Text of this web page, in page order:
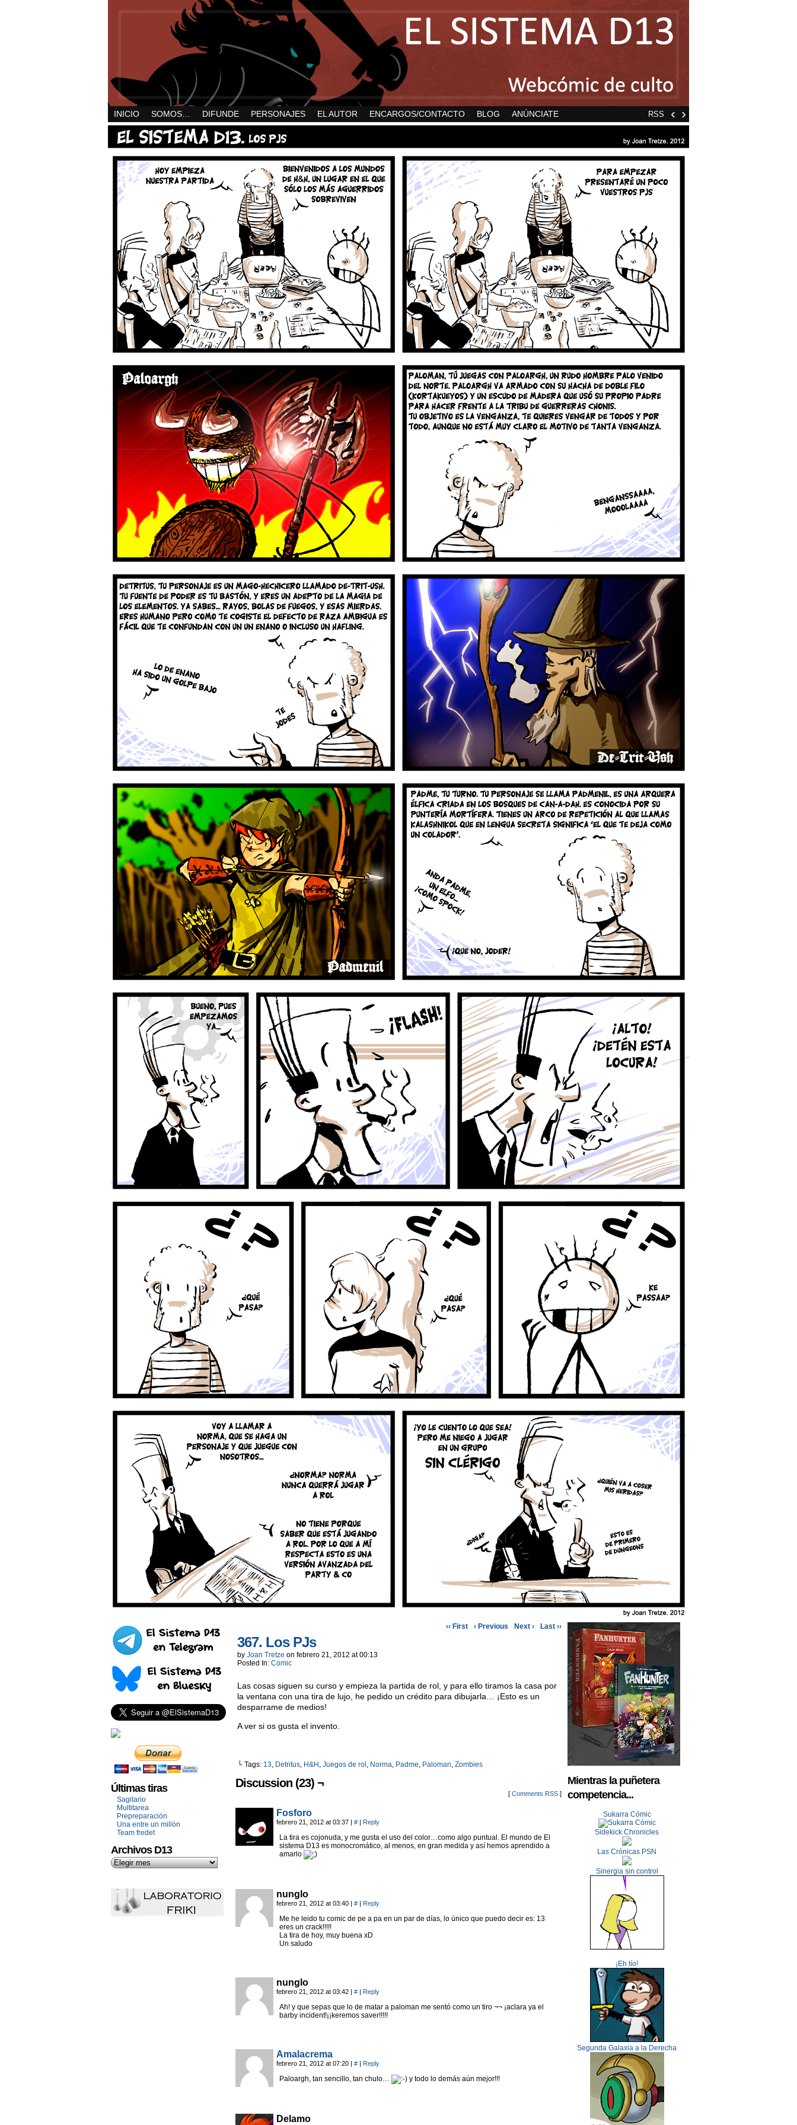
RSS ‹ ›
INICIO SOMOS… DIFUNDE PERSONAJES EL AUTOR ENCARGOS/CONTACTO BLOG ANÚNCIATE
Últimas tiras
Sagitario
Multitarea
Prepreparación
Una entre un millón
Team fredet
Archivos D13
‹‹ First ‹ Previous Next › Last ››
367. Los PJs
by Joan Tretze on febrero 21, 2012 at00:13
Posted In: Comic
Las cosas siguen su curso y empieza la partida de rol, y para ello tiramos la casa por
la ventana con una tira de lujo, he pedido un crédito para dibujarla… ¡Esto es un
desparrame de medios!
A ver si os gusta el invento.
└ Tags: 13, Detritus, H&H , Juegos de rol , Norma, Padme, Paloman, Zombies
Discussion (23) ¬
[ Comments RSS ]
Fosforo
febrero 21, 2012 at 03:37 | # | Reply
La tira es cojonuda, y me gusta el uso del color…como algo puntual. El mundo de El
sistema D13 es monocromático, al menos, en gran medida y así hemos aprendido a
amarlo
nunglo
febrero 21, 2012 at 03:40 | # | Reply
Me he leido tu comic de pe a pa en un par de días, lo único que puedo decir es: 13
eres un crack!!!!!
La tira de hoy, muy buena xD
Un saludo
nunglo
febrero 21, 2012 at 03:42 | # | Reply
Ah! y que sepas que lo de matar a paloman me sentó como un tiro ¬¬ ¡aclara ya el
barby incident!¡¡keremos saver!!!!!
Amalacrema
febrero 21, 2012 at 07:20 | # | Reply
Paloargh, tan sencillo, tan chulo… y todo lo demás aún mejor!!!
Delamo
Mientras la puñetera
competencia...
Sukarra Cómic
Sidekick Chronicles
Las Crónicas PSN
Sinergia sin control
¡Eh tío!
Segunda Galaxia a la Derecha